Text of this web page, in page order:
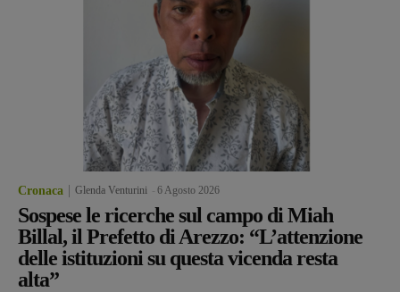
Cronaca Glenda Venturini 6 Agosto 2026
Sospese le ricerche sul campo di Miah
Billal, il Prefetto di Arezzo: “L’attenzione
delle istituzioni su questa vicenda resta
alta”